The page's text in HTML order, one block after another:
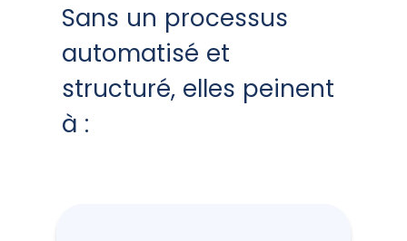
Sans un processus
automatisé et
structuré, elles peinent
à :